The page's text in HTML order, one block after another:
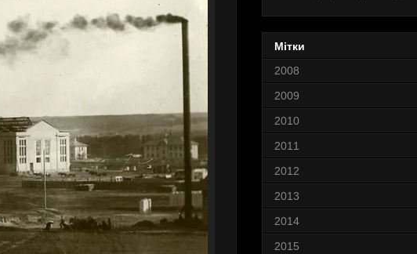
Мітки
2008
2009
2010
2011
2012
2013
2014
2015